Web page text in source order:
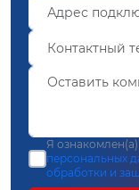
Я
персональных
обработки и